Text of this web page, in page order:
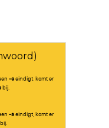
-eeindigt, komt er
bij.
-seindigt, komt er
bij.